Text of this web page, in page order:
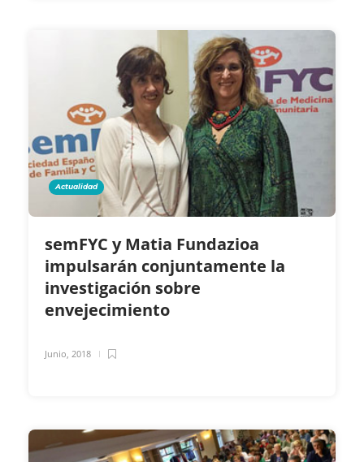
Actualidad
semFYC y Matia Fundazioa
impulsarán conjuntamente la
investigación sobre
envejecimiento
Junio, 2018